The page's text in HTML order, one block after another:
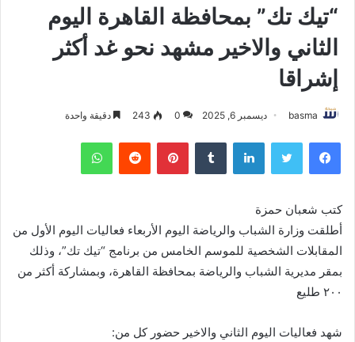
“تيك تك” بمحافظة القاهرة اليوم
الثاني والاخير مشهد نحو غد أكثر
إشراقا
basma ديسمبر 6, 2025 0
243 دقيقة واحدة
فيسبوك تويتر لينكدإن بينتيريست واتساب
كتب شعبان حمزة
أطلقت وزارة الشباب والرياضة اليوم الأربعاء فعاليات اليوم الأول من
المقابلات الشخصية للموسم الخامس من برنامج “تيك تك”، وذلك
بمقر مديرية الشباب والرياضة بمحافظة القاهرة، وبمشاركة أكثر من
٢٠٠ طليع
شهد فعاليات اليوم الثاني والاخير حضور كل من: